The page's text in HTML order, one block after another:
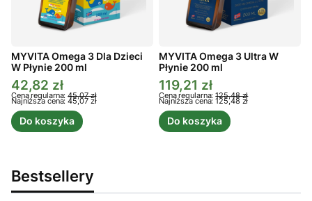
MYVITA Omega 3 Dla Dzieci
W Płynie 200 ml
Cena promocyjna
42,82 zł
Cena regularna: 45,07 zł
Najniższa cena: 45,07 zł
Do koszyka
MYVITA Omega 3 Ultra W
Płynie 200 ml
Cena promocyjna
119,21 zł
Cena regularna: 125,48 zł
Najniższa cena: 125,48 zł
Do koszyka
Bestsellery